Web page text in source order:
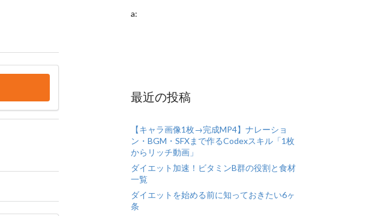
a:
最近の投稿
【キャラ画像1枚→完成MP4】ナレーショ
ン・BGM・SFXまで作るCodexスキル「1枚
からリッチ動画」
ダイエット加速！ビタミンB群の役割と食材
一覧
ダイエットを始める前に知っておきたい6ヶ
条